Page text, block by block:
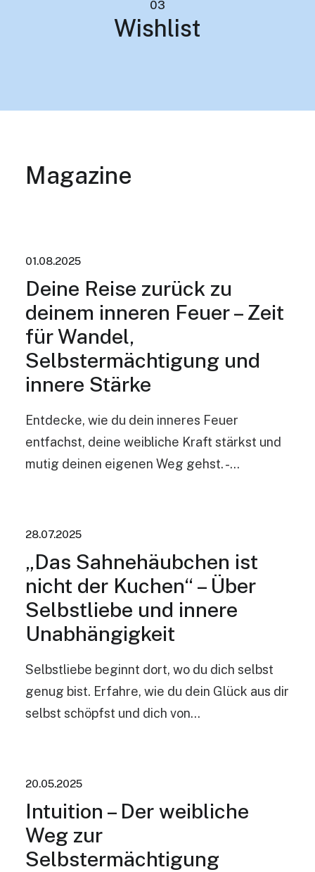
03
Wishlist
Magazine
01.08.2025
Deine Reise zurück zu
deinem inneren Feuer – Zeit
für Wandel,
Selbstermächtigung und
innere Stärke
Entdecke, wie du dein inneres Feuer
entfachst, deine weibliche Kraft stärkst und
mutig deinen eigenen Weg gehst. -…
28.07.2025
„Das Sahnehäubchen ist
nicht der Kuchen“ – Über
Selbstliebe und innere
Unabhängigkeit
Selbstliebe beginnt dort, wo du dich selbst
genug bist. Erfahre, wie du dein Glück aus dir
selbst schöpfst und dich von…
20.05.2025
Intuition – Der weibliche
Weg zur
Selbstermächtigung